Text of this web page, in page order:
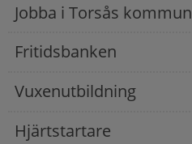
Jobba i Torsås kommun
Fritidsbanken
Vuxenutbildning
Hjärtstartare